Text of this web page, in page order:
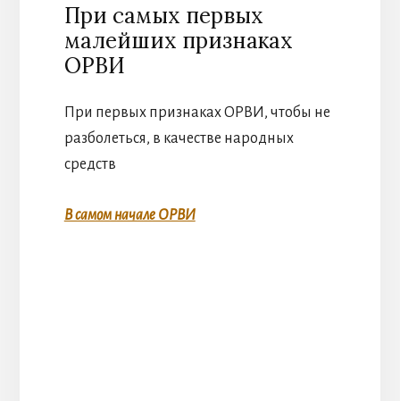
При самых первых
малейших признаках
ОРВИ
При первых признаках ОРВИ, чтобы не
разболеться, в качестве народных
средств
В самом начале ОРВИ